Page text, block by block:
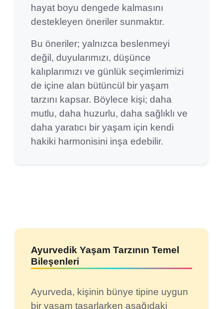
hayat boyu dengede kalmasını
destekleyen öneriler sunmaktır.
Bu öneriler; yalnızca beslenmeyi
değil, duyularımızı, düşünce
kalıplarımızı ve günlük seçimlerimizi
de içine alan bütüncül bir yaşam
tarzını kapsar. Böylece kişi; daha
mutlu, daha huzurlu, daha sağlıklı ve
daha yaratıcı bir yaşam için kendi
hakiki harmonisini inşa edebilir.
Ayurvedik Yaşam Tarzının Temel
Bileşenleri
Ayurveda, kişinin bünye tipine uygun
bir yaşam tasarlarken aşağıdaki